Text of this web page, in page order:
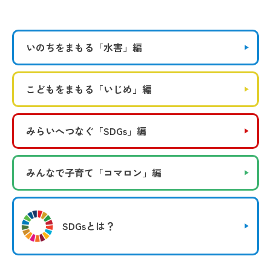
いのちをまもる 「水害」編
こどもをまもる 「いじめ」編
みらいへつなぐ 「SDGs」編
みんなで子育て 「コマロン」編
SDGsとは？